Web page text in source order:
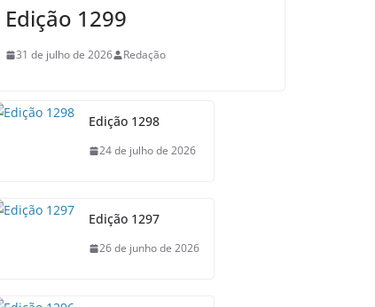
Edição 1299
31 de julho de 2026 Redação
Edição 1298
24 de julho de 2026
Edição 1297
26 de junho de 2026